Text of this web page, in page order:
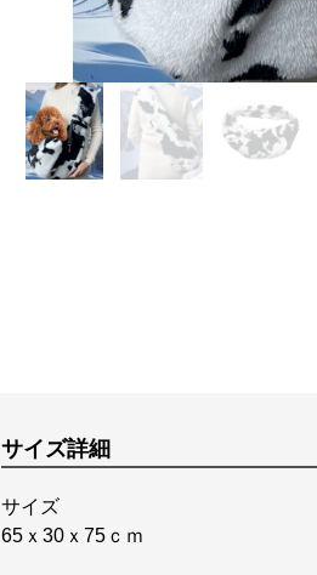
サイズ詳細
サイズ
65ｘ30ｘ75ｃｍ